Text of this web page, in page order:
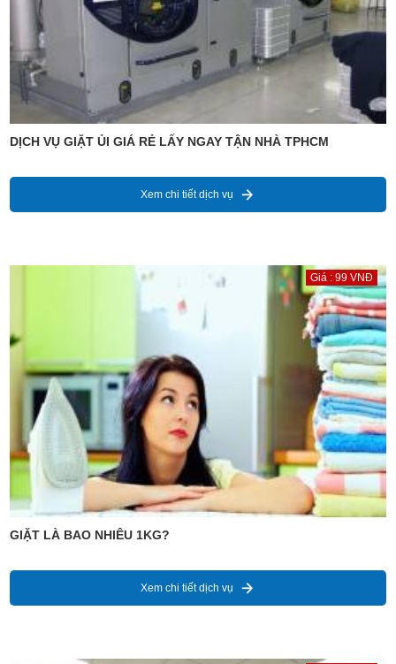
DỊCH VỤ GIẶT ỦI GIÁ RẺ LẤY NGAY TẬN NHÀ TPHCM
Xem chi tiết dịch vụ
Giá : 99 VNĐ
GIẶT LÀ BAO NHIÊU 1KG?
Xem chi tiết dịch vụ